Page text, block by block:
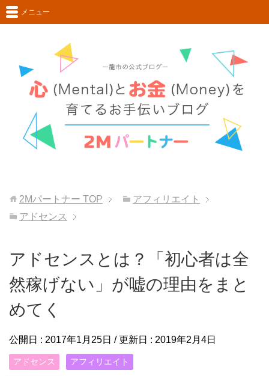
メニュー
2Mパートナー TOP
アフィリエイト
アドセンス
アドセンスとは？「初心者は全
然稼げない」が嘘の理由をまと
めてく
公開日 : 2017年1月25日 / 更新日 : 2019年2月4日
アドセンス アフィリエイト